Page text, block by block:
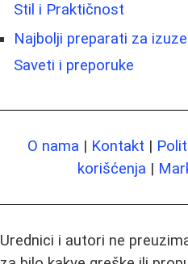
Stil i Praktičnost
Najbolji preparati za
Saveti i preporuke
O nama | Kontakt |
korišćenja |
Urednici i autori ne